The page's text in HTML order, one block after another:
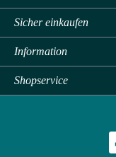
Sicher einkaufen
Information
Shopservice